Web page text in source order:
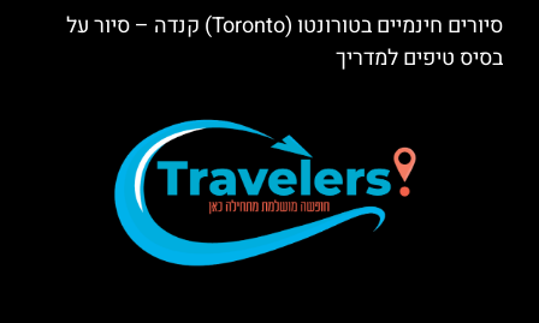
סיורים חינמיים בטורונטו (Toronto) קנדה – סיור על
בסיס טיפים למדריך